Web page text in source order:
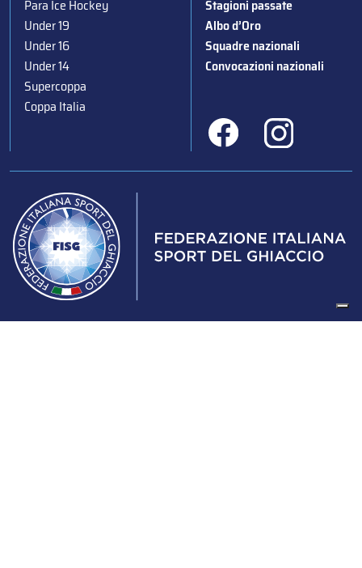
Para Ice Hockey
Under 19
Under 16
Under 14
Supercoppa
Coppa Italia
Stagioni passate
Albo d’Oro
Squadre nazionali
Convocazioni nazionali